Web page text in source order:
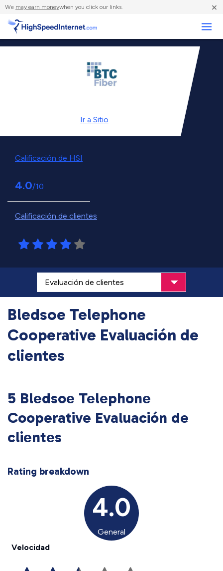
We may earn moneywhen you click our links. ×
Ir a Sitio
Calificación de HSI
4.0/10
Calificación de clientes
Bledsoe Telephone
Cooperative Evaluación de
clientes
5 Bledsoe Telephone
Cooperative Evaluación de
clientes
Rating breakdown
4.0
General
Velocidad